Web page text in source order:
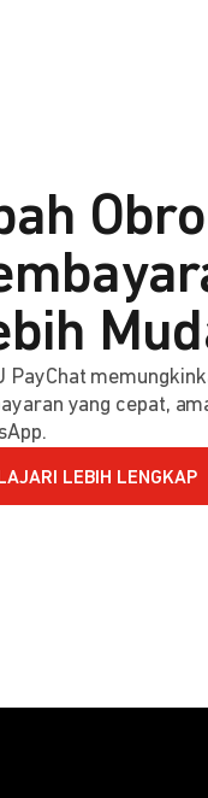
PayChat
yang cepat,
LEBIH LENGKAP